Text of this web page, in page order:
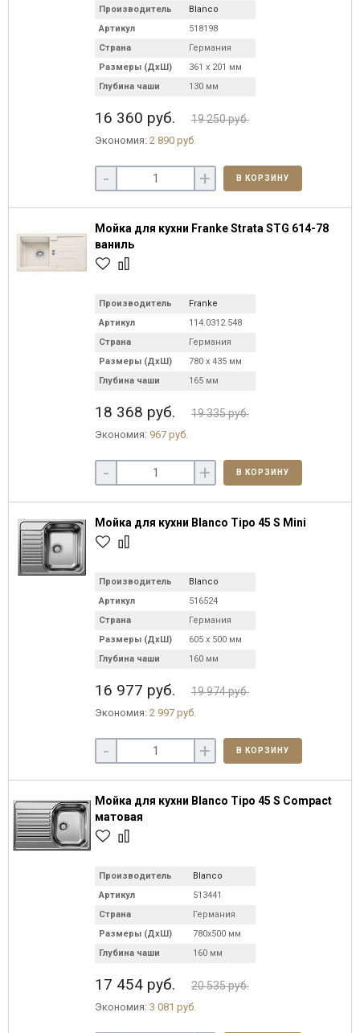
Производитель
Blanco
Артикул
518198
Страна
Германия
Размеры (ДхШ)
361 х 201 мм
Глубина чаши
130 мм
16 360 руб. 19 250 руб.
Экономия: 2 890 руб.
- + В КОРЗИНУ
Мойка для кухни Franke Strata STG 614-78
ваниль
Производитель
Franke
Артикул
114.0312.548
Страна
Германия
Размеры (ДхШ)
780 х 435 мм
Глубина чаши
165 мм
18 368 руб. 19 335 руб.
Экономия: 967 руб.
- + В КОРЗИНУ
Мойка для кухни Blanco Tipo 45 S Mini
Производитель
Blanco
Артикул
516524
Страна
Германия
Размеры (ДхШ)
605 х 500 мм
Глубина чаши
160 мм
16 977 руб. 19 974 руб.
Экономия: 2 997 руб.
- + В КОРЗИНУ
Мойка для кухни Blanco Tipo 45 S Compact
матовая
Производитель
Blanco
Артикул
513441
Страна
Германия
Размеры (ДхШ)
780х500 мм
Глубина чаши
160 мм
17 454 руб. 20 535 руб.
Экономия: 3 081 руб.